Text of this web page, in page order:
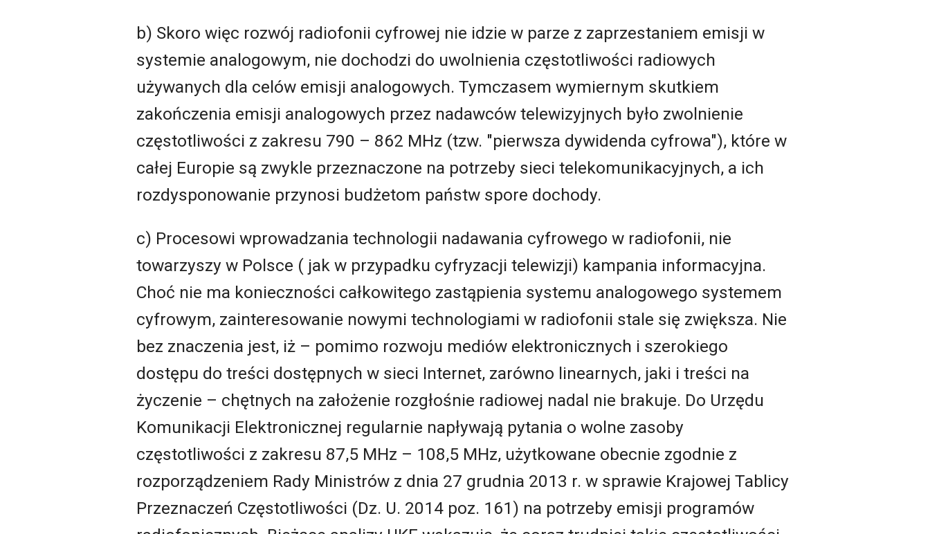
b) Skoro więc rozwój radiofonii cyfrowej nie idzie w parze z zaprzestaniem emisji w
systemie analogowym, nie dochodzi do uwolnienia częstotliwości radiowych
używanych dla celów emisji analogowych. Tymczasem wymiernym skutkiem
zakończenia emisji analogowych przez nadawców telewizyjnych było zwolnienie
częstotliwości z zakresu 790 – 862 MHz (tzw. "pierwsza dywidenda cyfrowa"), które w
całej Europie są zwykle przeznaczone na potrzeby sieci telekomunikacyjnych, a ich
rozdysponowanie przynosi budżetom państw spore dochody.
c) Procesowi wprowadzania technologii nadawania cyfrowego w radiofonii, nie
towarzyszy w Polsce ( jak w przypadku cyfryzacji telewizji) kampania informacyjna.
Choć nie ma konieczności całkowitego zastąpienia systemu analogowego systemem
cyfrowym, zainteresowanie nowymi technologiami w radiofonii stale się zwiększa. Nie
bez znaczenia jest, iż – pomimo rozwoju mediów elektronicznych i szerokiego
dostępu do treści dostępnych w sieci Internet, zarówno linearnych, jaki i treści na
życzenie – chętnych na założenie rozgłośnie radiowej nadal nie brakuje. Do Urzędu
Komunikacji Elektronicznej regularnie napływają pytania o wolne zasoby
częstotliwości z zakresu 87,5 MHz – 108,5 MHz, użytkowane obecnie zgodnie z
rozporządzeniem Rady Ministrów z dnia 27 grudnia 2013 r. w sprawie Krajowej Tablicy
Przeznaczeń Częstotliwości (Dz. U. 2014 poz. 161) na potrzeby emisji programów